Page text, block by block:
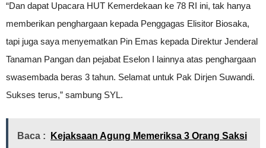
“Dan dapat Upacara HUT Kemerdekaan ke 78 RI ini, tak hanya
memberikan penghargaan kepada Penggagas Elisitor Biosaka,
tapi juga saya menyematkan Pin Emas kepada Direktur Jenderal
Tanaman Pangan dan pejabat Eselon I lainnya atas penghargaan
swasembada beras 3 tahun. Selamat untuk Pak Dirjen Suwandi.
Sukses terus,” sambung SYL.
Baca :
Kejaksaan Agung Memeriksa 3 Orang Saksi